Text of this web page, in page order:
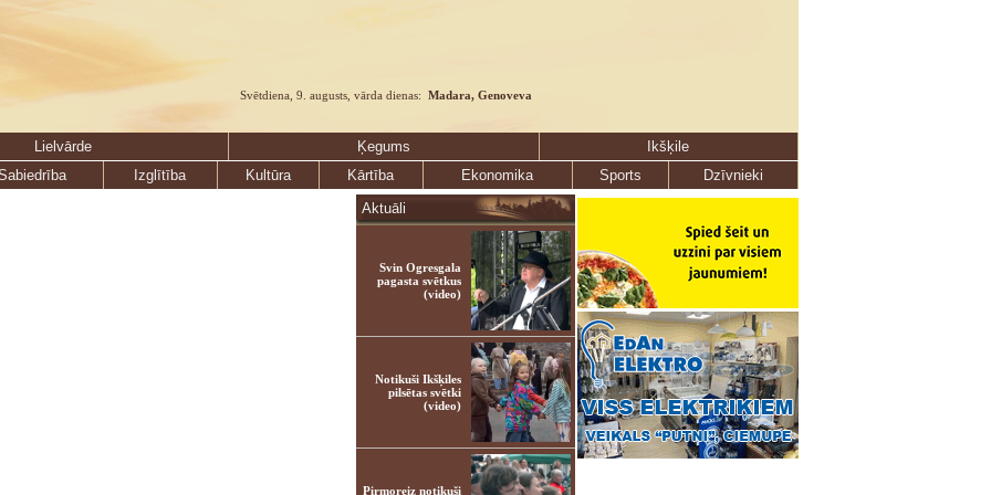
Svētdiena, 9. augusts, vārda dienas: Madara, Genoveva
Lielvārde Ķegums
Ikšķile
Izglītība Kultūra Kārtība Ekonomika Sports
Dzīvnieki
Aktuāli
Svin Ogresgala
pagasta svētkus
(video)
Notikuši Ikšķiles
pilsētas svētki
(video)
Pirmoreiz notikuši